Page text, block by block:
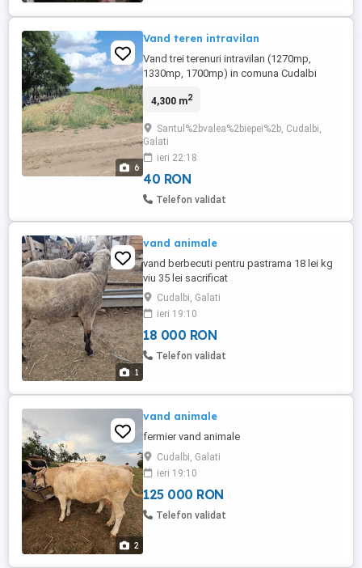
6
Vand teren intravilan
Vand trei terenuri intravilan (1270mp,
1330mp, 1700mp) in comuna Cudalbi
4,300 m2
Santul%2bvalea%2biepei%2b, Cudalbi,
Galati
ieri 22:18
40 RON
Telefon validat
1
vand animale
vand berbecuti pentru pastrama 18 lei kg
viu 35 lei sacrificat
Cudalbi, Galati
ieri 19:10
18 000 RON
Telefon validat
2
vand animale
fermier vand animale
Cudalbi, Galati
ieri 19:10
125 000 RON
Telefon validat